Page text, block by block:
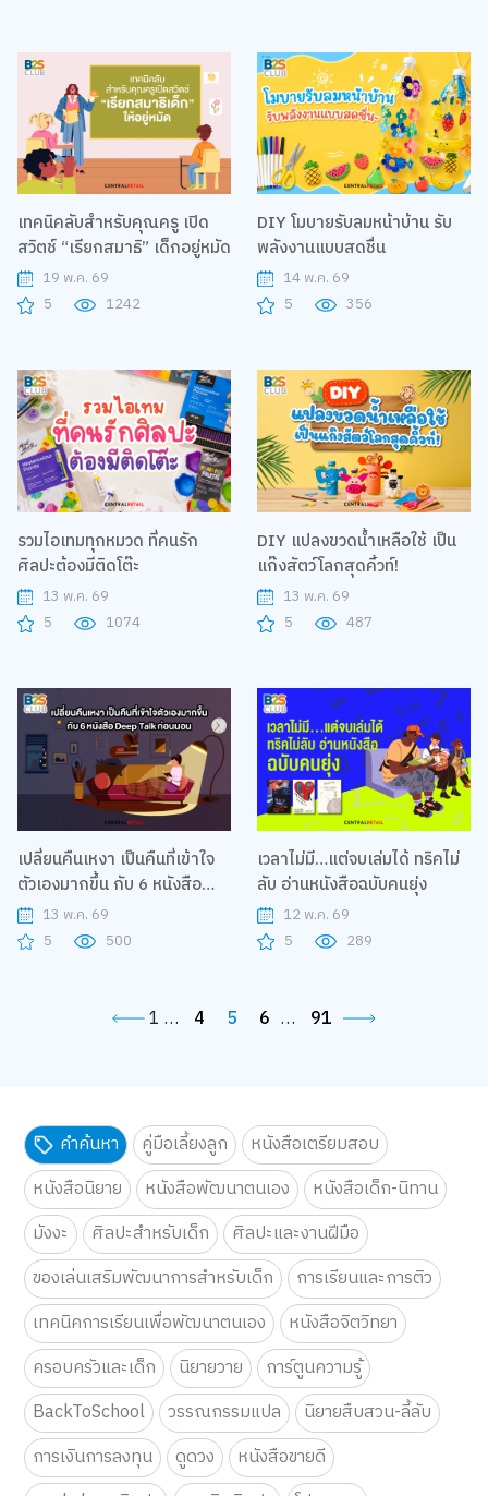
เทคนิคลับสำหรับคุณครู เปิด
สวิตช์ “เรียกสมาธิ” เด็กอยู่หมัด
19 พ.ค. 69
5
1242
DIY โมบายรับลมหน้าบ้าน รับ
พลังงานแบบสดชื่น
14 พ.ค. 69
5
356
รวมไอเทมทุกหมวด ที่คนรัก
ศิลปะต้องมีติดโต๊ะ
13 พ.ค. 69
5
1074
DIY แปลงขวดน้ำเหลือใช้ เป็น
แก๊งสัตว์โลกสุดคิ้วท์!
13 พ.ค. 69
5
487
เปลี่ยนคืนเหงา เป็นคืนที่เข้าใจ
ตัวเองมากขึ้น กับ 6 หนังสือ
Deep Talk ก่อนนอน
13 พ.ค. 69
5
500
เวลาไม่มี…แต่จบเล่มได้ ทริคไม่
ลับ อ่านหนังสือฉบับคนยุ่ง
12 พ.ค. 69
5
289
1 … 4 5 6 … 91
คำค้นหา คู่มือเลี้ยงลูก
หนังสือเตรียมสอบ
หนังสือนิยาย
หนังสือพัฒนาตนเอง
หนังสือเด็ก-นิทาน
มังงะ
ศิลปะสำหรับเด็ก
ศิลปะและงานฝีมือ
ของเล่นเสริมพัฒนาการสำหรับเด็ก
การเรียนและการติว
เทคนิคการเรียนเพื่อพัฒนาตนเอง
หนังสือจิตวิทยา
ครอบครัวและเด็ก
นิยายวาย
การ์ตูนความรู้
BackToSchool
วรรณกรรมแปล
นิยายสืบสวน-ลี้ลับ
การเงินการลงทุน
ดูดวง
หนังสือขายดี